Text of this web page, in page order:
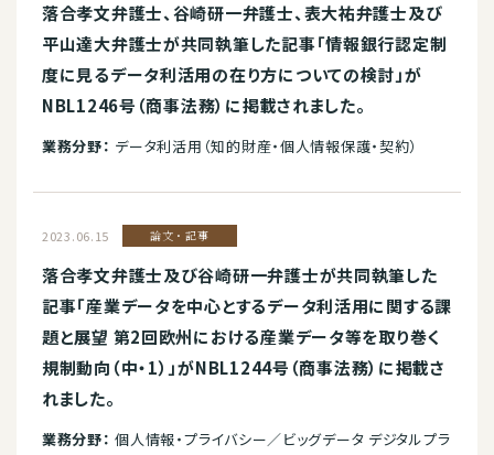
落合孝文弁護士、谷崎研一弁護士、表大祐弁護士及び
平山達大弁護士が共同執筆した記事「情報銀行認定制
度に見るデータ利活用の在り方についての検討」が
NBL1246号（商事法務）に掲載されました。
業務分野： データ利活用（知的財産・個人情報保護・契約）
2023.06.15 論文・記事
落合孝文弁護士及び谷崎研一弁護士が共同執筆した
記事「産業データを中心とするデータ利活用に関する課
題と展望 第2回欧州における産業データ等を取り巻く
規制動向（中・1）」がNBL1244号（商事法務）に掲載さ
れました。
業務分野： 個人情報・プライバシー／ビッグデータ デジタルプラ